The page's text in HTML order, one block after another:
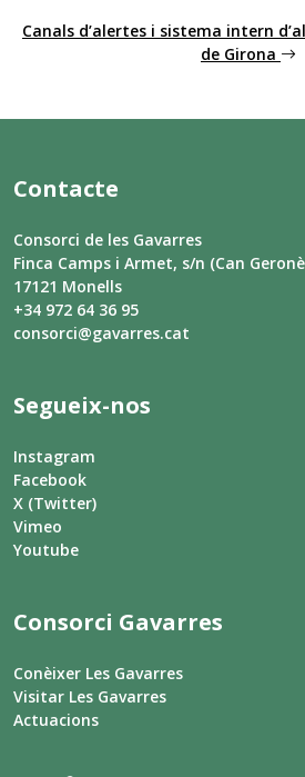
Canals d’alertes i sistema intern
de Girona
Contacte
Consorci de les Gavarres
Finca Camps i Armet, s/n (Can
17121 Monells
+34 972 64 36 95
consorci@gavarres.cat
Segueix-nos
Instagram
Facebook
X (Twitter)
Vimeo
Youtube
Consorci Gavarres
Conèixer Les Gavarres
Visitar Les Gavarres
Actuacions